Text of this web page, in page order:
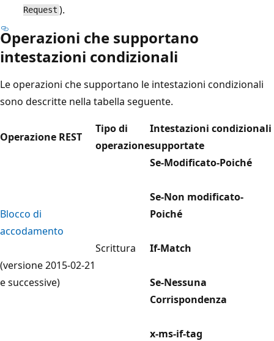
Request ).
Operazioni che supportano
intestazioni condizionali
Le operazioni che supportano le intestazioni condizionali
sono descritte nella tabella seguente.
Operazione REST
Tipo di
operazione
Intestazioni condizionali
supportate
Blocco di
accodamento
(versione 2015-02-21
e successive)
Scrittura
Se-Modificato-Poiché
Se-Non modificato-
Poiché
If-Match
Se-Nessuna
Corrispondenza
x-ms-if-tag